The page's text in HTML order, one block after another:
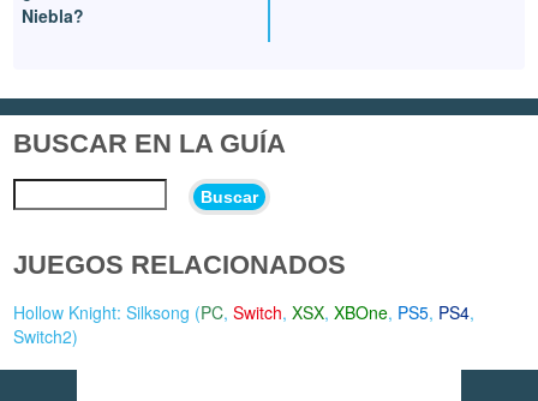
Niebla?
BUSCAR EN LA GUÍA
Buscar
JUEGOS RELACIONADOS
Hollow Knight: Silksong (PC,Switch,XSX,XBOne, PS5, PS4,
Switch2)